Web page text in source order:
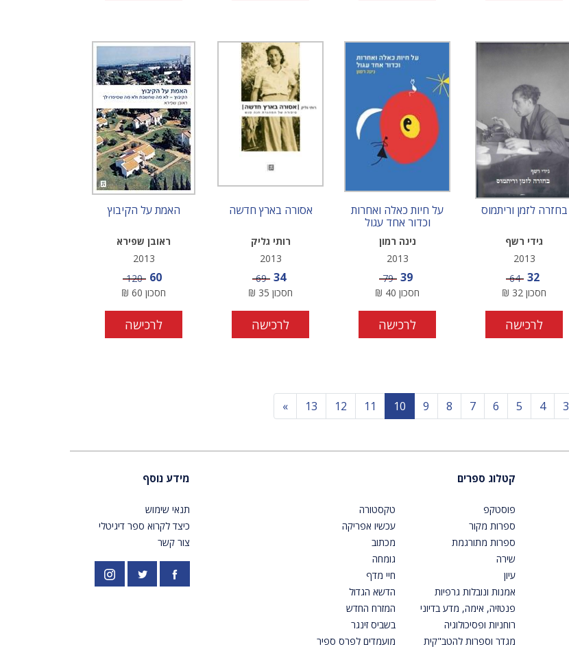
בחזרה לזמן וריתמוס
גידי רשף
2013
מחיר מבצע
32 מחיר
64
חסכון 32
₪
לרכישה
על חיות כאלה ואחרות
וכדור אחד עגול
נינה רמון
2013
מחיר מבצע
39 מחיר
79
חסכון 40
₪
לרכישה
אסורה בארץ חדשה
רותי גליק
2013
מחיר מבצע
34 מחיר
69
חסכון 35
₪
לרכישה
האמת על הקיבוץ
ראובן שפירא
2013
מחיר מבצע
60 מחיר
120
חסכון 60
₪
לרכישה
3
4
5
6
7
8
9
10
11
12
13
»
קטלוג ספרים
פוסטקפ
ספרות מקור
ספרות מתורגמת
שירה
עיון
אמנות ונובלות גרפיות
פנטזיה, אימה, מדע בדיוני
רוחניות ופסיכולוגיה
מגדר וספרות להטב"קית
טקסטורה
עכשיו אפריקה
מכתוב
גומחה
חיי מדף
הדשא הגדול
המזרח החדש
בשביס זינגר
מועמדים לפרס ספיר
מידע נוסף
תנאי שימוש
כיצד לקרוא ספר דיגיטלי
צור קשר
פייסבוק PardesPublish
אינסטגרם